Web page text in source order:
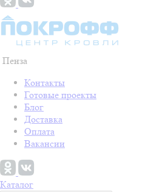
Пенза
Контакты
Готовые проекты
Блог
Доставка
Оплата
Вакансии
Каталог